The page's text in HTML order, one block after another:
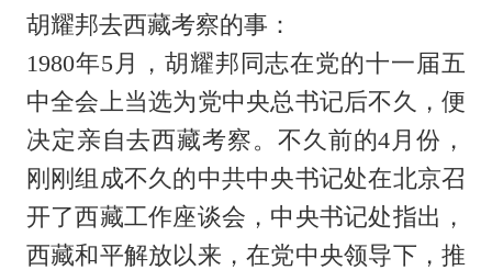
胡耀邦去西藏考察的事：
1980年5月，胡耀邦同志在党的十一届五
中全会上当选为党中央总书记后不久，便
决定亲自去西藏考察。不久前的4月份，
刚刚组成不久的中共中央书记处在北京召
开了西藏工作座谈会，中央书记处指出，
西藏和平解放以来，在党中央领导下，推